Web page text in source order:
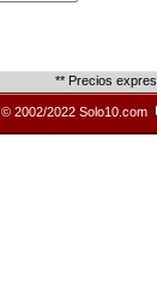
** Precios
© 2002/2022 Solo10.com